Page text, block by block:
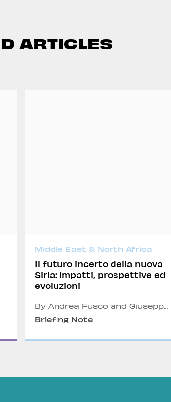
ARTICLES
Middle East & North Africa
Il futuro incerto della nuova
Siria: impatti, prospettive ed
evoluzioni
By Andrea Fusco and Giuseppe
Briefing Note